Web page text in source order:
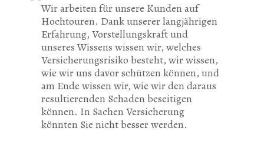
Wir arbeiten für unsere Kunden auf
Hochtouren. Dank unserer langjährigen
Erfahrung, Vorstellungskraft und
unseres Wissens wissen wir, welches
Versicherungsrisiko besteht, wir wissen,
wie wir uns davor schützen können, und
am Ende wissen wir, wie wir den daraus
resultierenden Schaden beseitigen
können. In Sachen Versicherung
könnten Sie nicht besser werden.